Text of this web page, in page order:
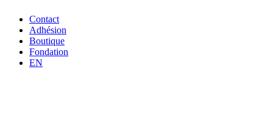
Contact
Adhésion
Boutique
Fondation
EN